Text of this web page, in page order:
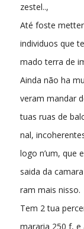
zestel..,
Até foste
individuos que
mado terra de
Ainda não ha
veram mandar
tuas ruas de
nal,
logo n’um, que
saida da
ram mais nisso.
Tem 2 tua
mararia 250 f, e